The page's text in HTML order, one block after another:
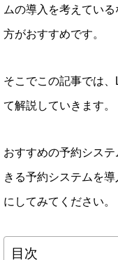
ムの導入を考えてい
方がおすすめです。
そこでこの記事では
て解説していきます。
おすすめの予約シス
きる予約システムを
にしてみてください。
目次